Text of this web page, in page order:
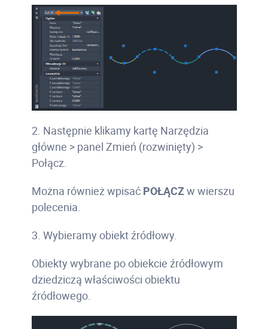
2. Następnie klikamy kartę Narzędzia
główne > panel Zmień (rozwinięty) >
Połącz.
Można również wpisać POŁĄCZw wierszu
polecenia.
3. Wybieramy obiekt źródłowy.
Obiekty wybrane po obiekcie źródłowym
dziedziczą właściwości obiektu
źródłowego.